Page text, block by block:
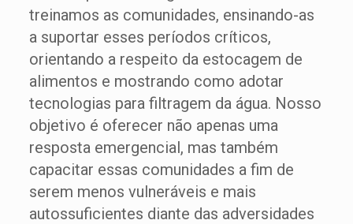
treinamos as comunidades, ensinando-as
a suportar esses períodos críticos,
orientando a respeito da estocagem de
alimentos e mostrando como adotar
tecnologias para filtragem da água. Nosso
objetivo é oferecer não apenas uma
resposta emergencial, mas também
capacitar essas comunidades a fim de
serem menos vulneráveis e mais
autossuficientes diante das adversidades